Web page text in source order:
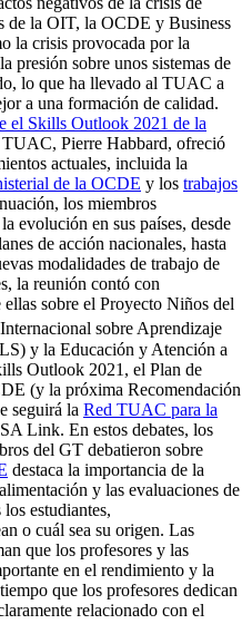
la OIT, la OCDE y Business
la crisis provocada por la
presión sobre unos sistemas de
lo que ha llevado al TUAC a
a una formación de calidad.
el Skills Outlook 2021 de la
Pierre Habbard, ofreció
actuales, incluida la
de la OCDE y los trabajos
los miembros
evolución en sus países, desde
de acción nacionales, hasta
modalidades de trabajo de
la reunión contó con
sobre el Proyecto Niños del
sobre Aprendizaje
y la Educación y Atención a
Outlook 2021, el Plan de
(y la próxima Recomendación
seguirá la Red TUAC para la
Link. En estos debates, los
del GT debatieron sobre
destaca la importancia de la
y las evaluaciones de
estudiantes,
o cuál sea su origen. Las
que los profesores y las
en el rendimiento y la
que los profesores dedican
relacionado con el